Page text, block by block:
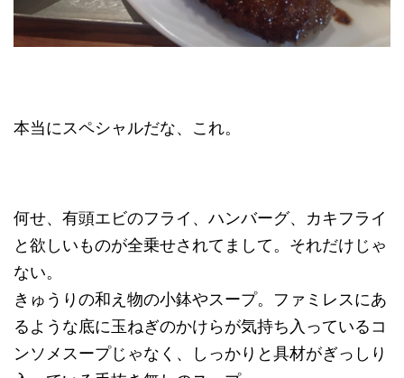
本当にスペシャルだな、これ。
何せ、有頭エビのフライ、ハンバーグ、カキフライ
と欲しいものが全乗せされてまして。それだけじゃ
ない。
きゅうりの和え物の小鉢やスープ。ファミレスにあ
るような底に玉ねぎのかけらが気持ち入っているコ
ンソメスープじゃなく、しっかりと具材がぎっしり